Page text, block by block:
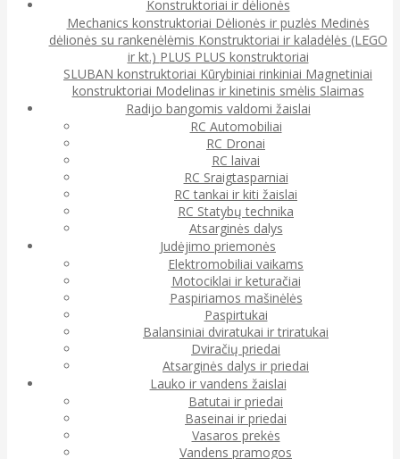
Konstruktoriai ir dėlionės
Mechanics konstruktoriai Dėlionės ir puzlės Medinės
dėlionės su rankenėlėmis Konstruktoriai ir kaladėlės (LEGO
ir kt.) PLUS PLUS konstruktoriai
SLUBAN konstruktoriai Kūrybiniai rinkiniai Magnetiniai
konstruktoriai Modelinas ir kinetinis smėlis Slaimas
Radijo bangomis valdomi žaislai
RC Automobiliai
RC Dronai
RC laivai
RC Sraigtasparniai
RC tankai ir kiti žaislai
RC Statybų technika
Atsarginės dalys
Judėjimo priemonės
Elektromobiliai vaikams
Motociklai ir keturačiai
Paspiriamos mašinėlės
Paspirtukai
Balansiniai dviratukai ir triratukai
Dviračių priedai
Atsarginės dalys ir priedai
Lauko ir vandens žaislai
Batutai ir priedai
Baseinai ir priedai
Vasaros prekės
Vandens pramogos